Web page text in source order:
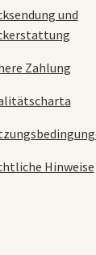
und
Zahlung
Hinweise